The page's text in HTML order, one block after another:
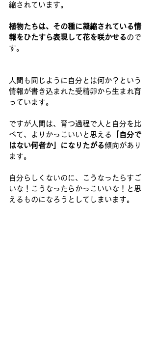
縮されています。
植物たちは、その種に凝縮されている情
報をひたすら表現して花を咲かせるので
す。
人間も同じように自分とは何か？という
情報が書き込まれた受精卵から生まれ育
っています。
ですが人間は、育つ過程で人と自分を比
べて、よりかっこいいと思える
「自分で
はない何者か」になりたがる傾向があり
ます。
自分らしくないのに、こうなったらすご
いな！こうなったらかっこいいな！と思
えるものになろうとしてしまいます。